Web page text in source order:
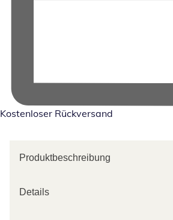
Kostenloser Rückversand
Produktbeschreibung
Details